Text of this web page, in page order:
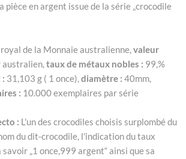
pièce en argent issue de la série „crocodile
de la Monnaie australienne,valeur
australien,taux de métaux nobles : 99,%
: 31,103 g ( 1 once),diamètre : 40mm,
: 10.000 exemplaires par série
: L'un des crocodiles choisis surplombé du
du dit-crocodile, l'indication du taux
„1 once,999 argent“ ainsi que sa